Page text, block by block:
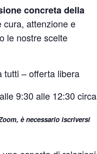
concreta della
cura, attenzione e
le nostre scelte
tutti – offerta libera
9:30 alle 12:30 circa
è necessario iscriversi